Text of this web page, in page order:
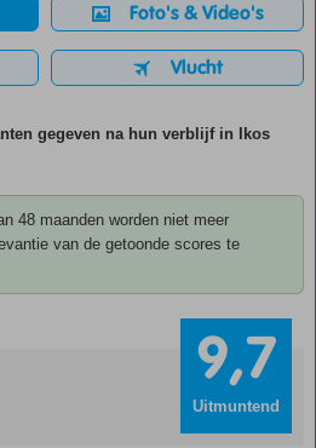
Foto's & Video's
Vlucht
gegeven na hun verblijf in Ikos
48 maanden worden niet meer
van de getoonde scores te
9,7
Uitmuntend